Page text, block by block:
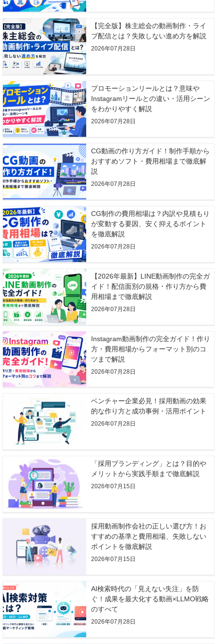
【完全版】株主総会の動画制作・ライ
ブ配信とは？失敗しない進め方を解説
2026年07月28日
プロモーションリールとは？意味や
Instagramリールとの違い・活用シーン
をわかりやすく解説
2026年07月28日
CG動画の作り方ガイド！制作手順から
おすすめソフト・費用相場まで徹底解
説
2026年07月28日
CG制作の費用相場は？内訳や見積もり
が変動する要因、安く抑えるポイント
を徹底解説
2026年07月28日
【2026年最新】LINE動画制作の完全ガ
イド！配信面別の規格・作り方から費
用相場まで徹底解説
2026年07月28日
Instagram動画制作の完全ガイド！作り
方・費用相場からフォーマット別のコ
ツまで解説
2026年07月28日
ベンチャー企業必見！採用動画の効果
的な作り方と成功事例・活用ポイント
2026年07月28日
「採用ブランディング」とは？目的や
メリットから実践手順まで徹底解説
2026年07月15日
採用動画制作会社の正しい選び方！お
すすめの基準と費用相場、失敗しない
ポイントを徹底解説
2026年07月15日
AI検索時代の「見えない失注」を防
ぐ！成果を最大化する動画×LLMO戦略
のすべて
2026年07月28日